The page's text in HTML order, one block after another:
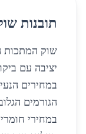
תובנות שוק
יציבה עם
הגורמים
במחירי